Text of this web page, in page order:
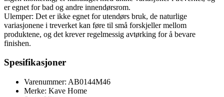
er egnet for bad og andre innendørsrom.
Ulemper: Det er ikke egnet for utendørs bruk, de naturlige
variasjonene i treverket kan føre til små forskjeller mellom
produktene, og det krever regelmessig avtørking for å bevare
finishen.
Spesifikasjoner
Varenummer: AB0144M46
Merke: Kave Home